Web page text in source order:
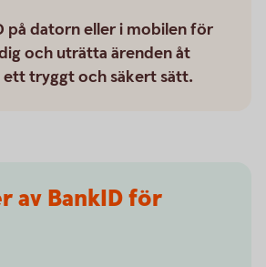
på datorn eller i mobilen för
och uträtta ärenden åt
tryggt och säkert sätt.
av BankID för